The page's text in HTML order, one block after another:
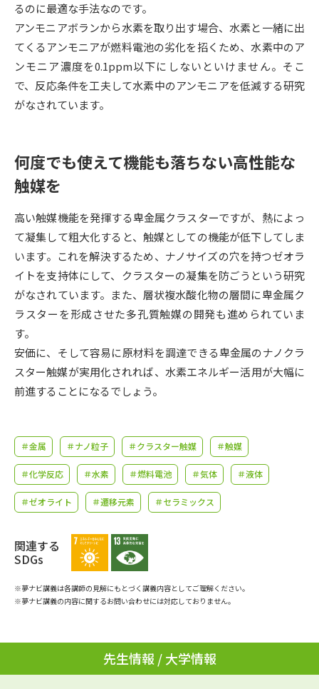
受験準備 資料検索
志望校・出願校を調べる
先輩が入学を決めた理由
新生活お役立ちガイド
学問発見 学問検索
大学で学びたい学問発見
学問のミニ講義「夢ナビ講義」 学問分野解説
ユーザーサポート
Ｑ＆Ａ よくあるご質問 大学進学IDについて
お支払いについて
テレメール
特定商取引表記
テレメール進学カタログ
るのに最適な手法なのです。
アンモニアボランから水素を取り出す場合、水素と一緒に出
てくるアンモニアが燃料電池の劣化を招くため、水素中のア
ンモニア濃度を0.1ppm以下にしないといけません。そこ
で、反応条件を工夫して水素中のアンモニアを低減する研究
がなされています。
何度でも使えて機能も落ちない高性能な
触媒を
高い触媒機能を発揮する卑金属クラスターですが、熱によっ
て凝集して粗大化すると、触媒としての機能が低下してしま
います。これを解決するため、ナノサイズの穴を持つゼオラ
イトを支持体にして、クラスターの凝集を防ごうという研究
がなされています。また、層状複水酸化物の層間に卑金属ク
ラスターを形成させた多孔質触媒の開発も進められていま
す。
安価に、そして容易に原材料を調達できる卑金属のナノクラ
スター触媒が実用化されれば、水素エネルギー活用が大幅に
前進することになるでしょう。
＃金属 ＃ナノ粒子 ＃クラスター触媒 ＃触媒
＃化学反応 ＃水素 ＃燃料電池 ＃気体 ＃液体
＃ゼオライト ＃遷移元素 ＃セラミックス
関連する
SDGs
※夢ナビ講義は各講師の見解にもとづく講義内容としてご理解ください。
※夢ナビ講義の内容に関するお問い合わせには対応しておりません。
先生情報 / 大学情報